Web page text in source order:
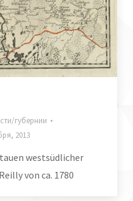
губернии
2013
westsüdlicher
von ca. 1780